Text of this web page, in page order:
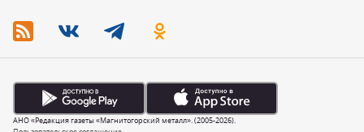
АНО «Редакция газеты «Магнитогорский металл». (2005-2026).